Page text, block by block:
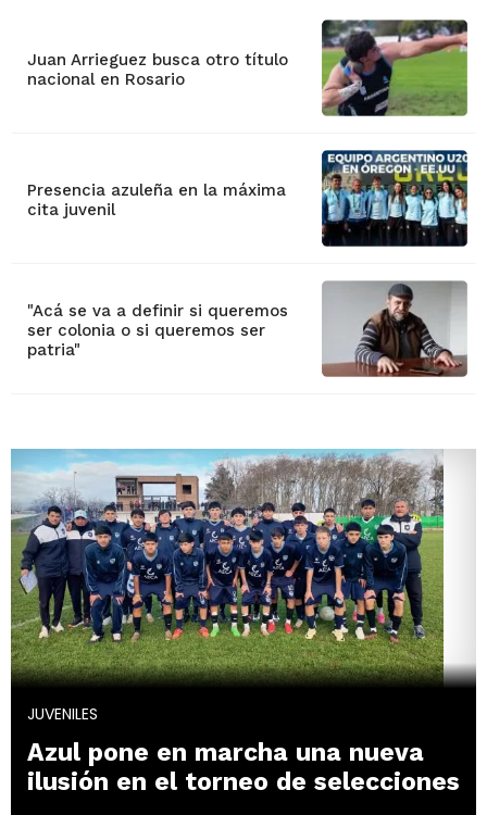
Juan Arrieguez busca otro título
nacional en Rosario
Presencia azuleña en la máxima
cita juvenil
"Acá se va a definir si queremos
ser colonia o si queremos ser
patria"
JUVENILES
Azul pone en marcha una nueva
ilusión en el torneo de selecciones